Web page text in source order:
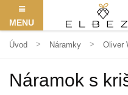
MENU
Úvod Náramky Oliver
Náramok s